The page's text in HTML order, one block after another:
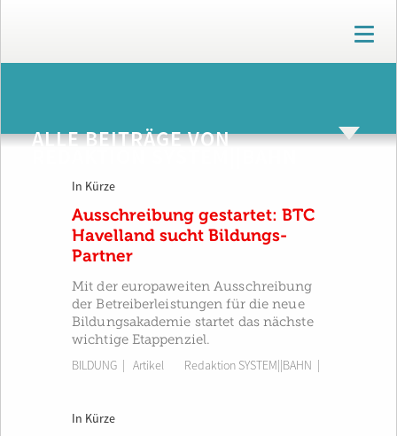
T
o
g
n
ALLE BEITRÄGE VON
In Kürze
Ausschreibung gestartet: BTC
Havelland sucht Bildungs-
Partner
Mit der europaweiten Ausschreibung
der Betreiberleistungen für die neue
Bildungsakademie startet das nächste
wichtige Etappenziel.
BILDUNG | Artikel Redaktion SYSTEM||BAHN
In Kürze